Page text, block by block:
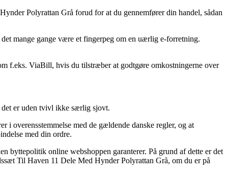
Polyrattan Grå forud for at du gennemfører din handel, sådan
mange gange være et fingerpeg om en uærlig e-forretning.
f.eks. ViaBill, hvis du tilstræber at godtgøre omkostningerne over
det er uden tvivl ikke særlig sjovt.
i overensstemmelse med de gældende danske regler, og at
med din ordre.
byttepolitik online webshoppen garanterer. På grund af dette er det
Til Haven 11 Dele Med Hynder Polyrattan Grå, om du er på